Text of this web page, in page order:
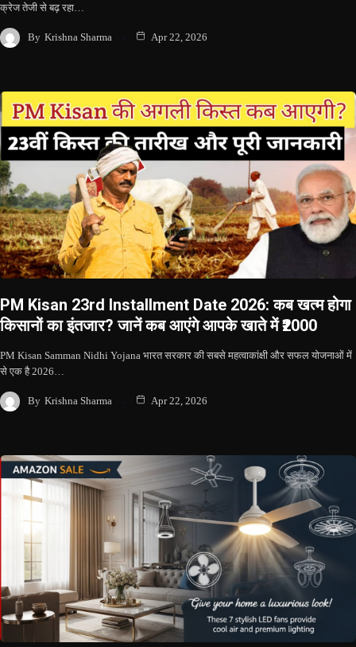
क्रेज तेजी से बढ़ रहा…
By Krishna Sharma Apr 22, 2026
PM Kisan 23rd Installment Date 2026: कब खत्म होगा
किसानों का इंतजार? जानें कब आएंगे आपके खाते में ₹2000
PM Kisan Samman Nidhi Yojana भारत सरकार की सबसे महत्वाकांक्षी और सफल योजनाओं में
से एक है 2026…
By Krishna Sharma Apr 22, 2026